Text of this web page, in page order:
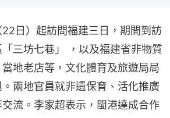
日）起訪問福建三日，期間到訪
三坊七巷」 ，以及福建省非物質
地老店等，文化體育及旅遊局局
兩地官員就非遺保育、活化推廣
流。李家超表示，閩港達成合作